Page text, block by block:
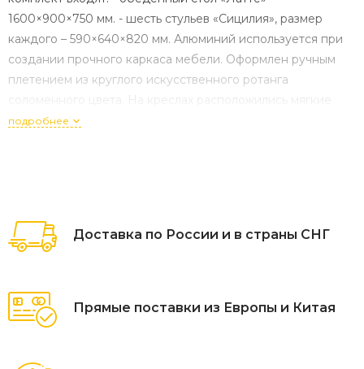
1600×900×750 мм. - шесть стульев «Сицилия», размер
каждого – 590×640×820 мм. Алюминий используется при
создании прочного каркаса мебели. Оформлен ручным
плетением из круглого искусственного ротанга
подушки серого оттенка. Их чехлы изготовлены из
1 600Х900Х750,
подробнее
Доставка по России и в страны СНГ
Прямые поставки из Европы и Китая